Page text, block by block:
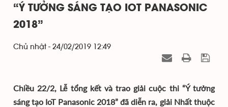
“Ý TƯỞNG SÁNG TẠO IOT PANASONIC
2018”
Chủ nhật - 24/02/2019 12:49
Chiều 22/2, Lễ tổng kết và trao giải cuộc thi “Ý tưởng
sáng tạo IoT Panasonic 2018” đã diễn ra, giải Nhất thuộc